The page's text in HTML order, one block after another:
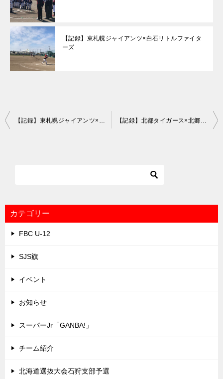
【記録】東札幌ジャイアンツ×白石リトルファイタ
ーズ
投
シ
ョ
【記録】東札幌ジャイアンツ×白石リトルファイターズ 【記録】北都タイガース×北郷サラブレッツ＜春季大会＞
カテゴリー
FBC U-12
SJS旗
イベント
お知らせ
スーパーJr「GANBA!」
チーム紹介
北海道選抜大会石狩支部予選